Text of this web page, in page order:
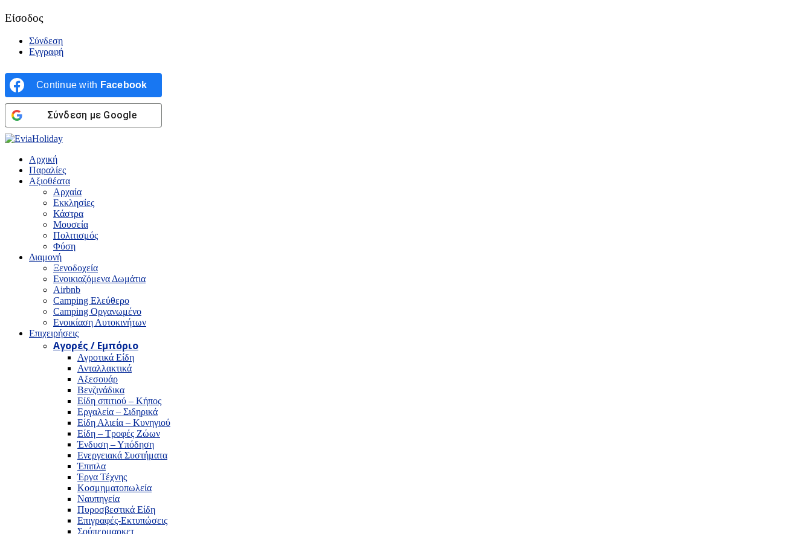
Είσοδος
Σύνδεση
Εγγραφή
Continue with Facebook
Σύνδεση με Google
Αρχική
Παραλίες
Αξιοθέατα
Αρχαία
Εκκλησίες
Κάστρα
Μουσεία
Πολιτισμός
Φύση
Διαμονή
Ξενοδοχεία
Ενοικιαζόμενα Δωμάτια
Airbnb
Camping Ελεύθερο
Camping Οργανωμένο
Ενοικίαση Αυτοκινήτων
Επιχειρήσεις
Αγορές / Εμπόριο
Αγροτικά Είδη
Ανταλλακτικά
Αξεσουάρ
Βενζινάδικα
Είδη σπιτιού – Κήπος
Εργαλεία – Σιδηρικά
Είδη Αλιεία – Κυνηγιού
Είδη – Τροφές Ζώων
Ένδυση – Υπόδηση
Ενεργειακά Συστήματα
Έπιπλα
Έργα Τέχνης
Κοσμηματοπωλεία
Ναυπηγεία
Πυροσβεστικά Είδη
Επιγραφές-Εκτυπώσεις
Σούπερμαρκετ